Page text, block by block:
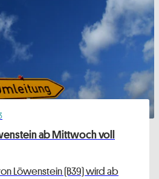
ab Mittwoch voll
Löwenstein (B39) wird ab